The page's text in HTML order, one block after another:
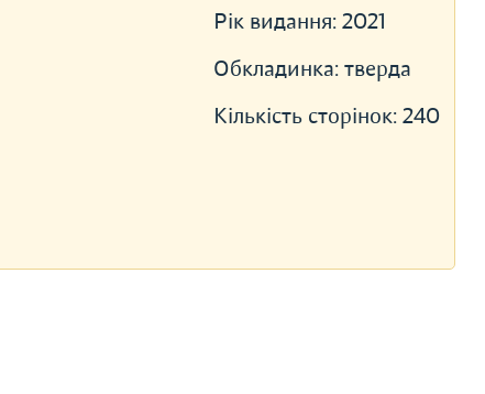
Рік видання: 2021
Обкладинка: тверда
Кількість сторінок: 240